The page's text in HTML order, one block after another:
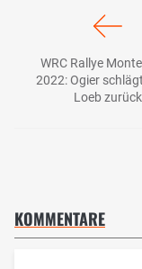
WRC Rallye
2022: Ogier
Loeb zurück
KOMMENTARE